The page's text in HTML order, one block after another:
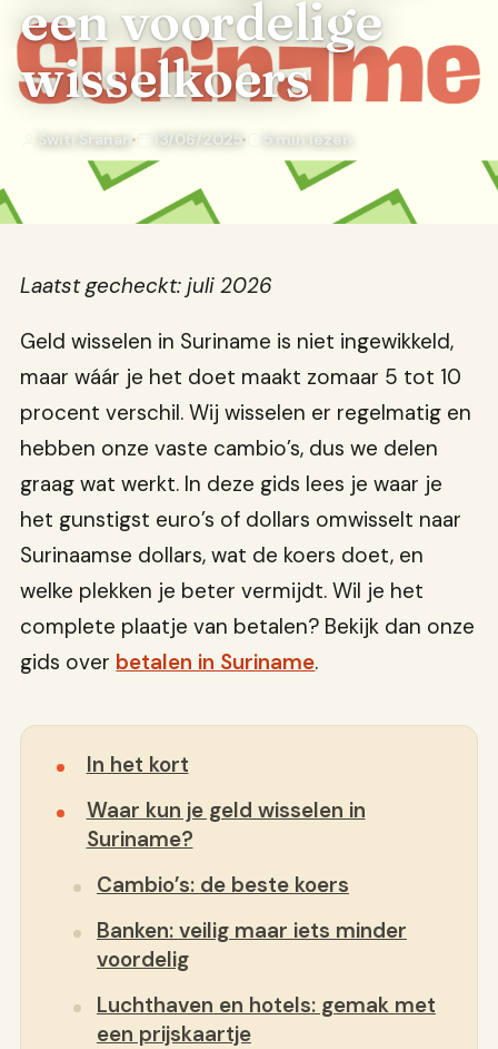
een voordelige
wisselkoers
Switi Sranan 13/06/2025 5 min lezen
Laatst gecheckt: juli 2026
Geld wisselen in Suriname is niet ingewikkeld,
maar wáár je het doet maakt zomaar 5 tot 10
procent verschil. Wij wisselen er regelmatig en
hebben onze vaste cambio’s, dus we delen
graag wat werkt. In deze gids lees je waar je
het gunstigst euro’s of dollars omwisselt naar
Surinaamse dollars, wat de koers doet, en
welke plekken je beter vermijdt. Wil je het
complete plaatje van betalen? Bekijk dan onze
gids over betalen in Suriname.
In het kort
Waar kun je geld wisselen in
Suriname?
Cambio’s: de beste koers
Banken: veilig maar iets minder
voordelig
Luchthaven en hotels: gemak met
een prijskaartje